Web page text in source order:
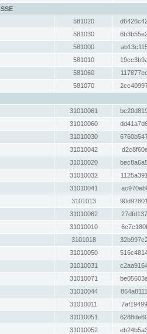
581020
581030
581000
581010
581060
581070
31010061
31010060
31010030
31010042
31010020
31010032
31010041
3101013
31010062
31010010
3101018
31010050
31010031
31010071
31010044
31010011
31010051
31010052